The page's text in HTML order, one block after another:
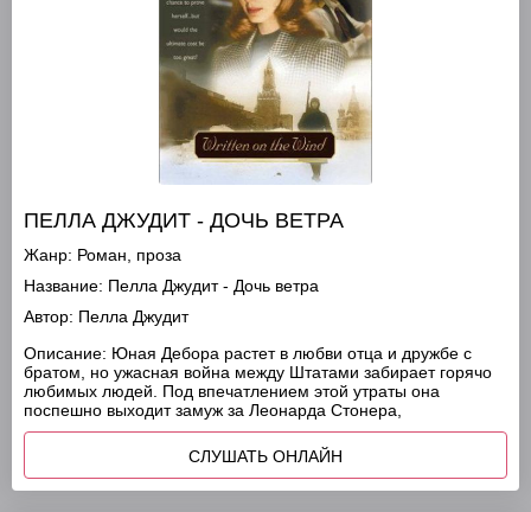
ПЕЛЛА ДЖУДИТ - ДОЧЬ ВЕТРА
Жанр: Роман, проза
Название: Пелла Джудит - Дочь ветра
Автор: Пелла Джудит
Описание: Юная Дебора растет в любви отца и дружбе с
братом, но ужасная война между Штатами забирает горячо
любимых людей. Под впечатлением этой утраты она
поспешно выходит замуж за Леонарда Стонера,
СЛУШАТЬ ОНЛАЙН